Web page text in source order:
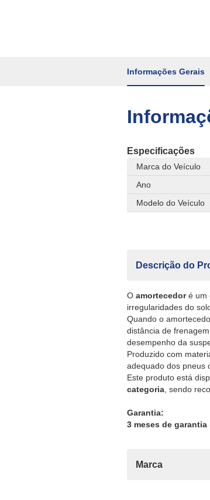
Informações Gerais
Especificações
Marca do Veículo
Ano
Modelo do Veículo
Descrição do
O amortecedoré um
irregularidades do
Quando o
distância de
desempenho da
Produzido com
adequado dos pneus
Este produto está
categoria , sendo
Garantia:
3 meses de garantia
Marca